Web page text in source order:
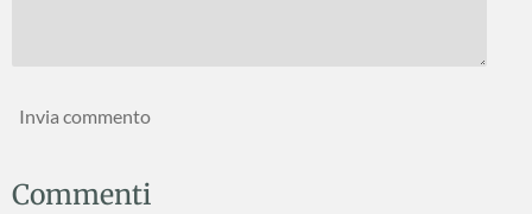
Invia commento
Commenti